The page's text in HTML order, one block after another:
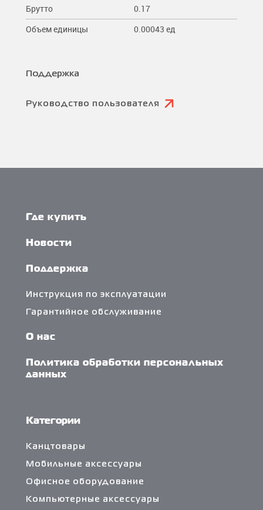
Брутто
0.17
Объем единицы
0.00043 ед
Поддержка
Руководство пользователя
Где купить
Новости
Поддержка
Инструкция по эксплуатации
Гарантийное обслуживание
О нас
Политика обработки персональных
данных
Категории
Канцтовары
Мобильные аксессуары
Офисное оборудование
Компьютерные аксессуары